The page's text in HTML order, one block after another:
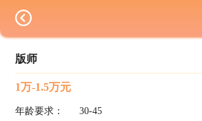
版师
1万-1.5万元
年龄要求：
30-45